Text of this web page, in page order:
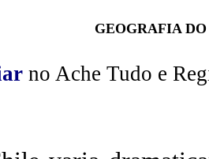
GEOGRAFIA
no Ache Tudo e